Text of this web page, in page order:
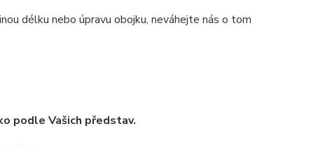
délku nebo úpravu obojku, neváhejte nás o tom
podle Vašich představ.